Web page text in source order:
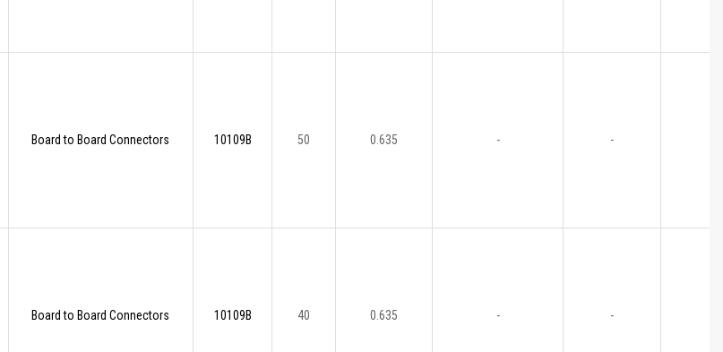
Board to Board Connectors 10109B 50 0.635 - -
Board to Board Connectors 10109B 40 0.635 - -